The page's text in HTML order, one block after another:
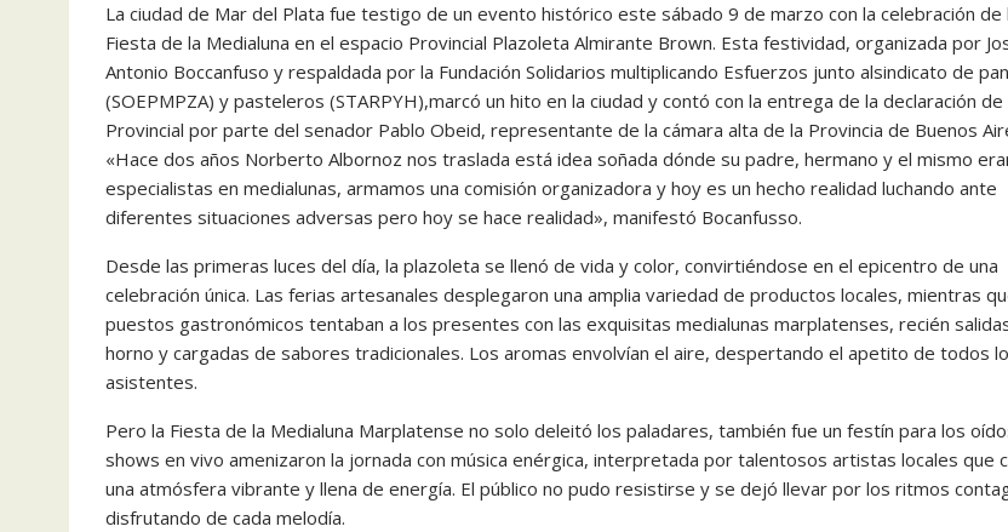
La ciudad de Mar del Plata fue testigo de un evento histórico este sábado 9 de marzo con la celebración de
Fiesta de la Medialuna en el espacio Provincial Plazoleta Almirante Brown. Esta festividad, organizada por
Antonio Boccanfuso y respaldada por la Fundación Solidarios multiplicando Esfuerzos junto alsindicato de
(SOEPMPZA) y pasteleros (STARPYH),marcó un hito en la ciudad y contó con la entrega de la declaración
Provincial por parte del senador Pablo Obeid, representante de la cámara alta de la Provincia de Buenos
«Hace dos años Norberto Albornoz nos traslada está idea soñada dónde su padre, hermano y el mismo
especialistas en medialunas, armamos una comisión organizadora y hoy es un hecho realidad luchando ante
diferentes situaciones adversas pero hoy se hace realidad», manifestó Bocanfusso.
Desde las primeras luces del día, la plazoleta se llenó de vida y color, convirtiéndose en el epicentro de una
celebración única. Las ferias artesanales desplegaron una amplia variedad de productos locales, mientras
puestos gastronómicos tentaban a los presentes con las exquisitas medialunas marplatenses, recién
horno y cargadas de sabores tradicionales. Los aromas envolvían el aire, despertando el apetito de todos
asistentes.
Pero la Fiesta de la Medialuna Marplatense no solo deleitó los paladares, también fue un festín para los
shows en vivo amenizaron la jornada con música enérgica, interpretada por talentosos artistas locales que
una atmósfera vibrante y llena de energía. El público no pudo resistirse y se dejó llevar por los ritmos
disfrutando de cada melodía.